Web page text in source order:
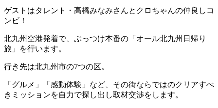
ゲストはタレント・高橋みなみさんとクロちゃんの仲良しコ
ンビ！
北九州空港発着で、ぶっつけ本番の「オール北九州日帰り
旅」を行います。
行き先は北九州市の7つの区。
「グルメ」「感動体験」など、その街ならではのクリアすべ
きミッションを自力で探し出し取材交渉をします。